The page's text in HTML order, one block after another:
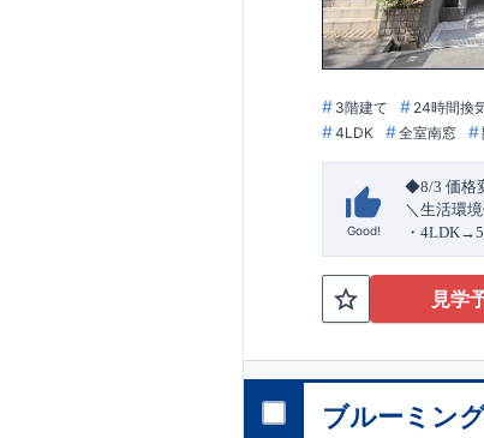
3階建て 24時間換
4LDK
全室南窓
Good!
◆8/3 価格
＼生活環境
・4LDK→5
ら行き来
・リビン
・網戸11
↓クリック
エントラ
平日・休
見学
ブルーミン